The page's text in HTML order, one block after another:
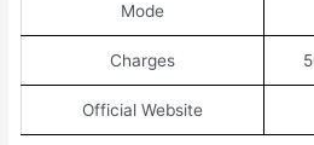
Mode
Charges
Official Website